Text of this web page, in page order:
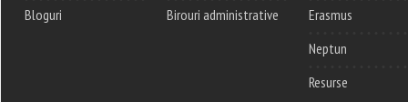
Bloguri
Birouri administrative
Erasmus
Neptun
Resurse